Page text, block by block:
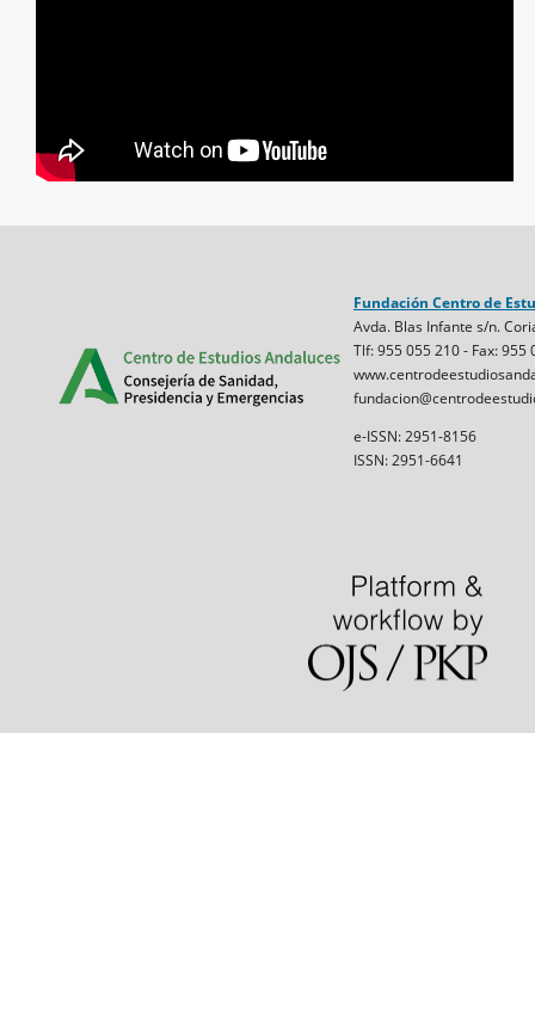
Fundación Centro de
Avda. Blas Infante s/n.
Tlf: 955 055 210 - Fax: 955
e-ISSN: 2951-8156
ISSN: 2951-6641